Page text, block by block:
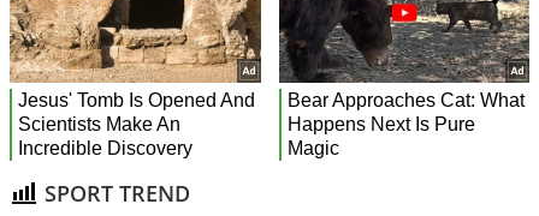
SPORT TREND